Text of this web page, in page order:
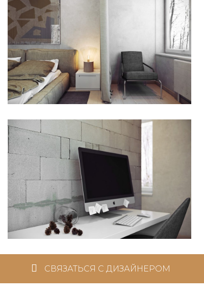
СВЯЗАТЬСЯ С ДИЗАЙНЕРОМ